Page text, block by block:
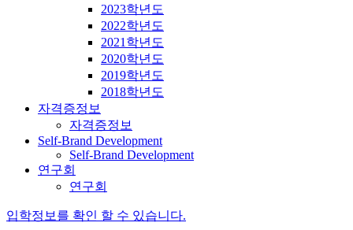
2023학년도
2022학년도
2021학년도
2020학년도
2019학년도
2018학년도
자격증정보
자격증정보
Self-Brand Development
Self-Brand Development
연구회
연구회
입학정보를 확인 할 수 있습니다.